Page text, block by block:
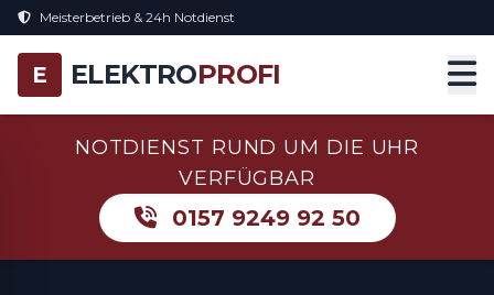
Meisterbetrieb & 24h Notdienst
E ELEKTROPROFI
NOTDIENST RUND UM DIE UHR
VERFÜGBAR
0157 9249 92 50